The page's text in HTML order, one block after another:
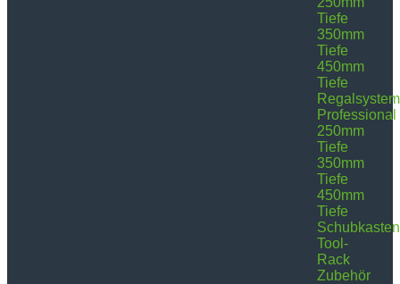
Tiefe
350mm
Tiefe
450mm
Tiefe
Professional
250mm
Tiefe
350mm
Tiefe
450mm
Tiefe
Tool-
Rack
Zubehör